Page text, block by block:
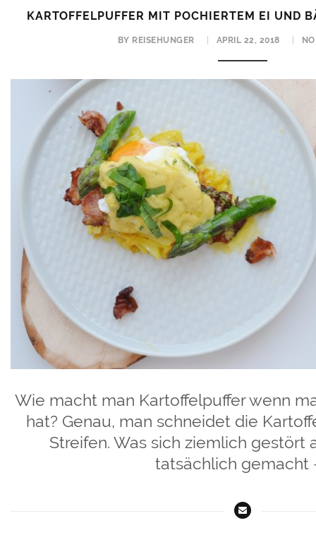
KARTOFFELPUFFER MIT POCHIERTEM EI UND
BY REISEHUNGER APRIL 22, 2018
Wie macht man Kartoffelpuffer wenn
hat? Genau, man schneidet die
Streifen. Was sich ziemlich gestört
tatsächlich gemacht